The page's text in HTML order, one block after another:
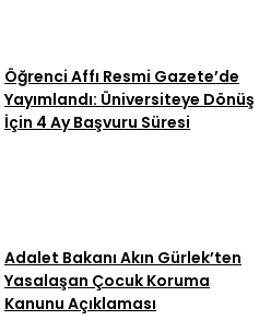
Öğrenci Affı Resmi Gazete’de
Yayımlandı: Üniversiteye Dönüş
İçin 4 Ay Başvuru Süresi
Adalet Bakanı Akın Gürlek’ten
Yasalaşan Çocuk Koruma
Kanunu Açıklaması